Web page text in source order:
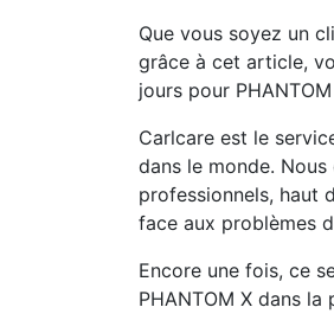
Que vous soyez un
grâce à cet article,
jours pour
Carlcare est le
dans le monde.
professionnels, haut
face aux problèmes
Encore une fois, ce
PHANTOM X dans la